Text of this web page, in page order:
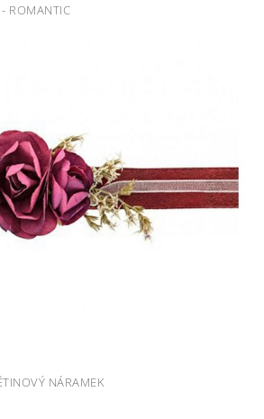
- ROMANTIC
NÁRAMEK